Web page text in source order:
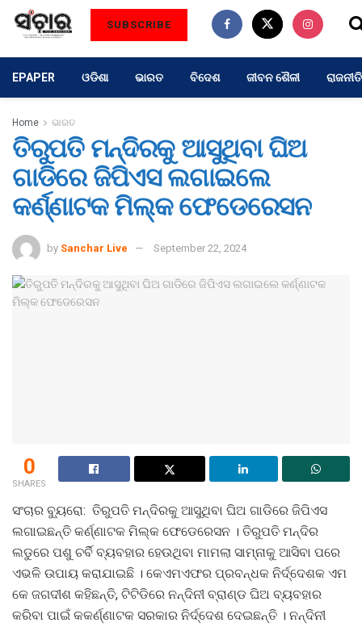
SUBSCRIBE
EPAPER ଓଡିଶା ଭାରତ ବିଦେଶ ଜୀବନ ଶୈଳୀ ରାଜନୀତି
Home ଭାରତ
ତିରୁପତି ମନ୍ଦିରକୁ ଆସୁଥିବା ଘିଅ
ଗାଡିରେ ଜିପିଏସ ଲଗାଇଲେ
କର୍ଣ୍ଣାଟକ ମିଲ୍କ ଫେଡେରେସନ
by Sanchar Live September 22, 2024
0
SHARES
ସଂଚାର ବ୍ୟୁରୋ: ତିରୁପତି ମନ୍ଦିରକୁ ଆସୁଥିବା ଘିଅ ଗାଡିରେ ଜିପିଏସ
ଲଗାଇଛନ୍ତି କର୍ଣ୍ଣାଟକ ମିଲ୍କ ଫେଡେରେସନ । ତିରୁପତି ମନ୍ଦିର
ଲଡୁରେ ପଶୁ ଚର୍ବି ବ୍ୟବହାର ହେଉଥିବା ମାମଲା ସାମ୍ନାକୁ ଆସିବା ପରେ
ଏଭଳି ଉପାୟ କରାଯାଇଛି । କେଏମଏଫର ପ୍ରବନ୍ଧକ ନିର୍ଦ୍ଦେଶକ ଏମ
କେ ଜଗଦୀଶ କହିଛନ୍ତି, ଟିଟିଡିରେ ନନ୍ଦିନୀ ବ୍ରାଣ୍ଡ ଘିଅ ବ୍ୟବହାର
କରିବା ପାଇଁ କକର୍ଣ୍ଣାଟକ ସରକାର ନିର୍ଦ୍ଦେଶ ଦେଇଛନ୍ତି । ନନ୍ଦିନୀ